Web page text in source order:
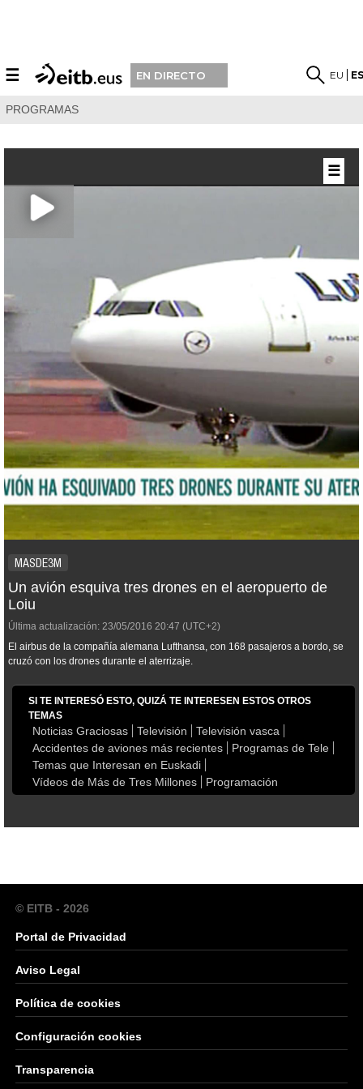
☰ EN DIRECTO EU
PROGRAMAS
MASDE3M
Un avión esquiva tres drones en el aeropuerto de
Loiu
Última actualización: 23/05/2016 20:47 (UTC+2)
El airbus de la compañía alemana Lufthansa, con 168 pasajeros a bordo, se
cruzó con los drones durante el aterrizaje.
SI TE INTERESÓ ESTO, QUIZÁ TE INTERESEN ESTOS OTROS
TEMAS
Noticias Graciosas Televisión
Televisión vasca
Accidentes de aviones más recientes
Programas de Tele
Temas que Interesan en Euskadi
Vídeos de Más de Tres Millones
Programación
☰
© EITB - 2026
Portal de Privacidad
Aviso Legal
Política de cookies
Configuración cookies
Transparencia